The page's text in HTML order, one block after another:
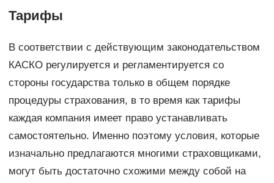
Тарифы
В соответствии с действующим законодательством
КАСКО регулируется и регламентируется со
стороны государства только в общем порядке
процедуры страхования, в то время как тарифы
каждая компания имеет право устанавливать
самостоятельно. Именно поэтому условия, которые
изначально предлагаются многими страховщиками,
могут быть достаточно схожими между собой на